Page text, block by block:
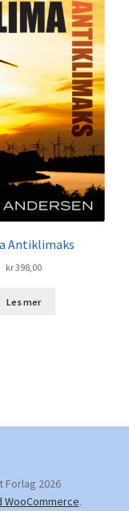
Antiklimaks
kr398,00
Les mer
Forlag 2026
WooCommerce.